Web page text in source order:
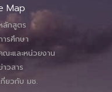
Map
กสูตร
ารศึกษา
ณะและหน่วยงาน
าวสาร
กี่ยวกับ มช.